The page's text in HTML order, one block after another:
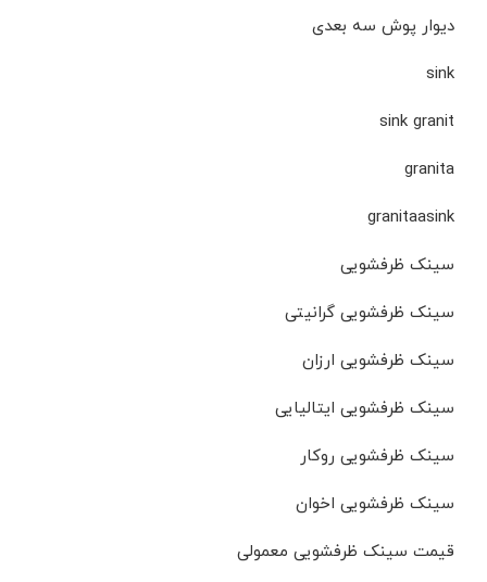
دیوار پوش سه بعدی
sink
sink granit
granita
granitaasink
سینک ظرفشویی
سینک ظرفشویی گرانیتی
سینک ظرفشویی ارزان
سینک ظرفشویی ایتالیایی
سینک ظرفشویی روکار
سینک ظرفشویی اخوان
قیمت سینک ظرفشویی معمولی